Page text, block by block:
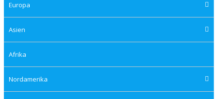
Europa
Asien
Afrika
Nordamerika